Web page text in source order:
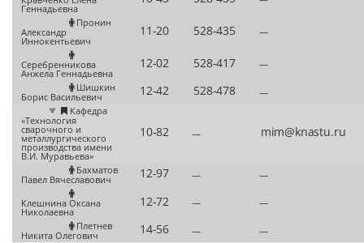
Геннадьевна
Пронин
Александр
Иннокентьевич
—
Серебренникова
Анжела Геннадьевна
—
Шишкин
Борис Васильевич
—
Кафедра
«Технология
сварочного и
металлургического
производства имени
В.И. Муравьева»
—
Бахматов
Павел Вячеславович
— —
Клешнина Оксана
Николаевна
—
—
Плетнев
Никита Олегович
—
—